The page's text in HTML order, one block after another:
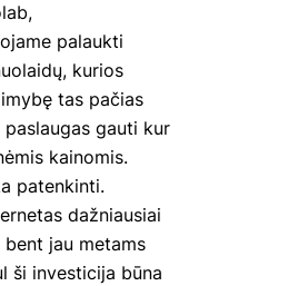
palaukti
kurios
tas pačias
gauti kur
kainomis.
patenkinti.
dažniausiai
bent jau metams
ši investicija būna